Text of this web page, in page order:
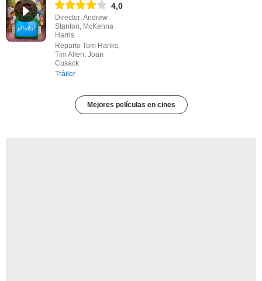
4,0
Director: Andrew
Stanton, McKenna
Harris
Reparto Tom Hanks,
Tim Allen, Joan
Cusack
Tráiler
Mejores películas en cines